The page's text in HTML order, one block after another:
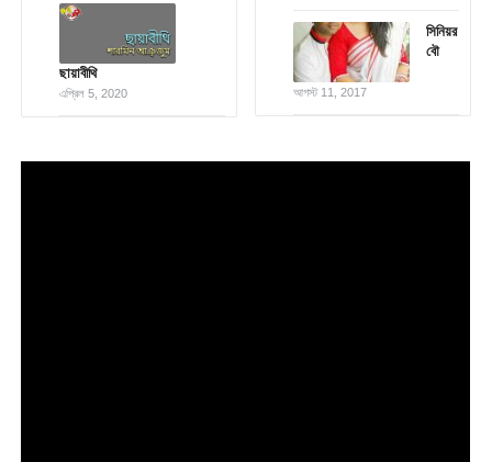
ছায়াবীথি
এপ্রিল 5, 2020
সিনিয়র
বৌ
আগস্ট 11, 2017